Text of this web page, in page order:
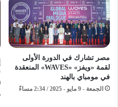
مصر تشارك في الدورة الأولى
لقمة «ويفز» «WAVES» المنعقدة
في مومباي بالهند
الجمعة - 9 مايو - 2025 / 2:34 مساءً